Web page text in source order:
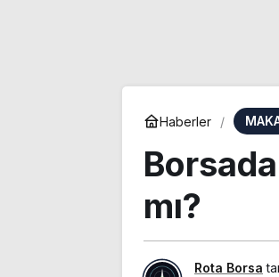
Haberler
mı?
Rota Borsa